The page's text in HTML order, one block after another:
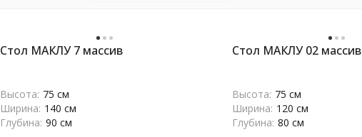
Стол МАКЛУ 7 массив
Высота: 75 см
Ширина: 140 см
Глубина: 90 см
Стол МАКЛУ 02 массив
Высота: 75 см
Ширина: 120 см
Глубина: 80 см